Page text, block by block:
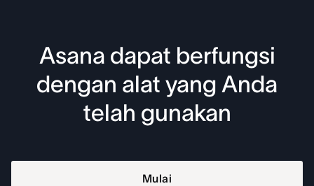
Asana dapat berfungsi
dengan alat yang Anda
telah gunakan
Mulai